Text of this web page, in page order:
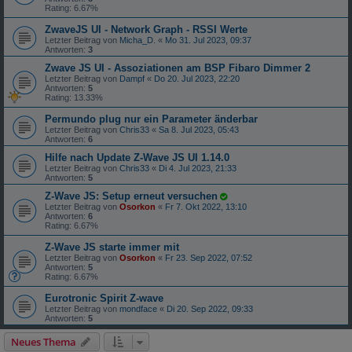
Rating: 6.67%
ZwaveJS UI - Network Graph - RSSI Werte
Letzter Beitrag von Micha_D. « Mo 31. Jul 2023, 09:37
Antworten: 3
Zwave JS UI - Assoziationen am BSP Fibaro Dimmer 2
Letzter Beitrag von Dampf « Do 20. Jul 2023, 22:20
Antworten: 5
Rating: 13.33%
Permundo plug nur ein Parameter änderbar
Letzter Beitrag von Chris33 « Sa 8. Jul 2023, 05:43
Antworten: 6
Hilfe nach Update Z-Wave JS UI 1.14.0
Letzter Beitrag von Chris33 « Di 4. Jul 2023, 21:33
Antworten: 5
Z-Wave JS: Setup erneut versuchen
Letzter Beitrag von Osorkon « Fr 7. Okt 2022, 13:10
Antworten: 6
Rating: 6.67%
Z-Wave JS starte immer mit
Letzter Beitrag von Osorkon « Fr 23. Sep 2022, 07:52
Antworten: 5
Rating: 6.67%
Eurotronic Spirit Z-wave
Letzter Beitrag von mondface « Di 20. Sep 2022, 09:33
Antworten: 5
Neues Thema